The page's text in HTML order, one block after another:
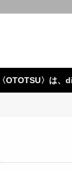
〈OTOTSU〉は